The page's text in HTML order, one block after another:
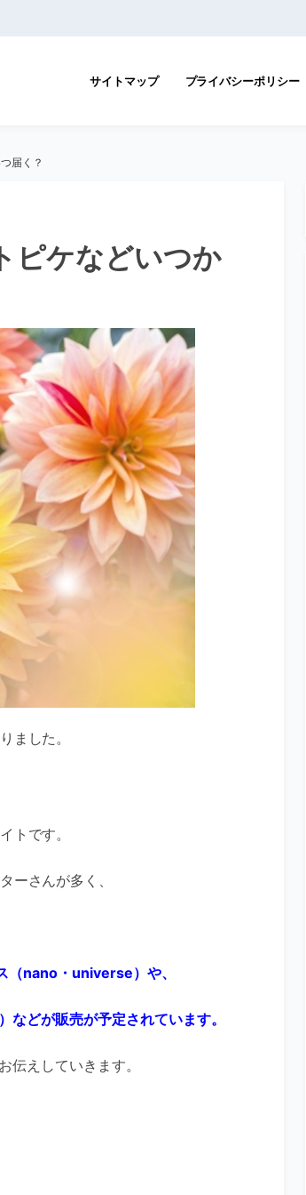
サイトマップ プライバシーポリシー
届く？
ピケなどいつか
ました。
トです。
ーさんが多く、
（nano・universe）や、
どが販売が予定されています。
伝えしていきます。